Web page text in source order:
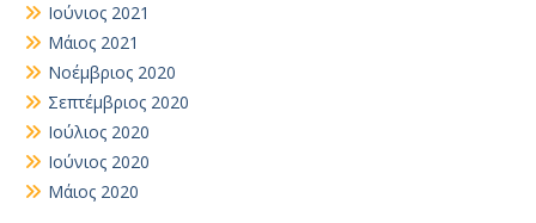
Ιούνιος 2021
Μάιος 2021
Νοέμβριος 2020
Σεπτέμβριος 2020
Ιούλιος 2020
Ιούνιος 2020
Μάιος 2020